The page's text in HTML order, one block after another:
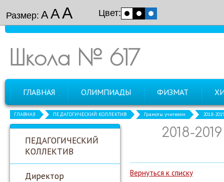
Размер: ААА Цвет:
Школа № 617
ГЛАВНАЯ ОЛИМПИАДЫ ФИЗМАТ
ГЛАВНАЯ ПЕДАГОГИЧЕСКИЙ КОЛЛЕКТИВ Грамоты учителям 2018-
ПЕДАГОГИЧЕСКИЙ
КОЛЛЕКТИВ
Директор
2018-
Вернуться к списку